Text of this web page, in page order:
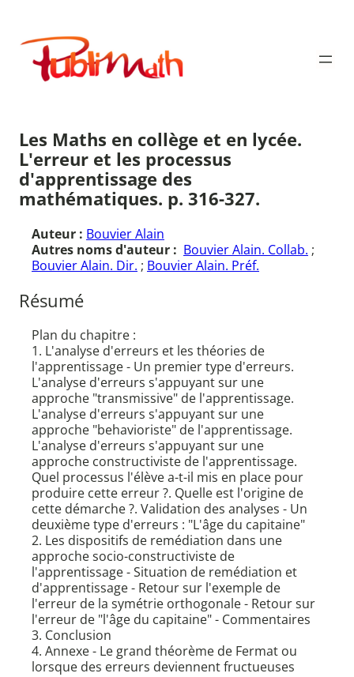
contenu
Publimath
Les Maths en collège et en lycée.
L'erreur et les processus
d'apprentissage des
mathématiques. p. 316-327.
Auteur : Bouvier Alain
Autres noms d'auteur : Bouvier Alain. Collab. ;
Bouvier Alain. Dir. ; Bouvier Alain. Préf.
Résumé
Plan du chapitre :
1. L'analyse d'erreurs et les théories de
l'apprentissage - Un premier type d'erreurs.
L'analyse d'erreurs s'appuyant sur une
approche "transmissive" de l'apprentissage.
L'analyse d'erreurs s'appuyant sur une
approche "behavioriste" de l'apprentissage.
L'analyse d'erreurs s'appuyant sur une
approche constructiviste de l'apprentissage.
Quel processus l'élève a-t-il mis en place pour
produire cette erreur ?. Quelle est l'origine de
cette démarche ?. Validation des analyses - Un
deuxième type d'erreurs : "L'âge du capitaine"
2. Les dispositifs de remédiation dans une
approche socio-constructiviste de
l'apprentissage - Situation de remédiation et
d'apprentissage - Retour sur l'exemple de
l'erreur de la symétrie orthogonale - Retour sur
l'erreur de "l'âge du capitaine" - Commentaires
3. Conclusion
4. Annexe - Le grand théorème de Fermat ou
lorsque des erreurs deviennent fructueuses